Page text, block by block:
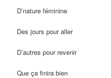
D’nature féminine
Des jours pour aller
D’autres pour revenir
Que ça finira bien